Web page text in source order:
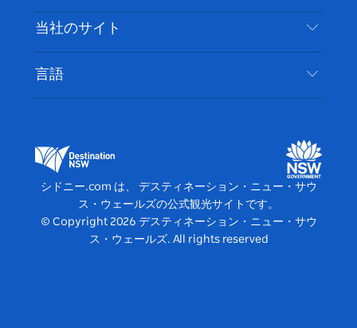
ク
ム
ク
クッキーに関する通知
やるべきこと
イベント
宿泊施設
旅行情報
アクセシブルシドニー
ビジネスを登録する
当社のサイト
デスティネーション・ニュー・サウス・ウェール
ズメディアセンター
ビビッド・シドニー
言語
シドニー.com は、 デスティネーション・ニュー・サウ
ス・ウェールズの公式観光サイトです。
© Copyright 2026 デスティネーション・ニュー・サウ
ス・ウェールズ. All rights reserved